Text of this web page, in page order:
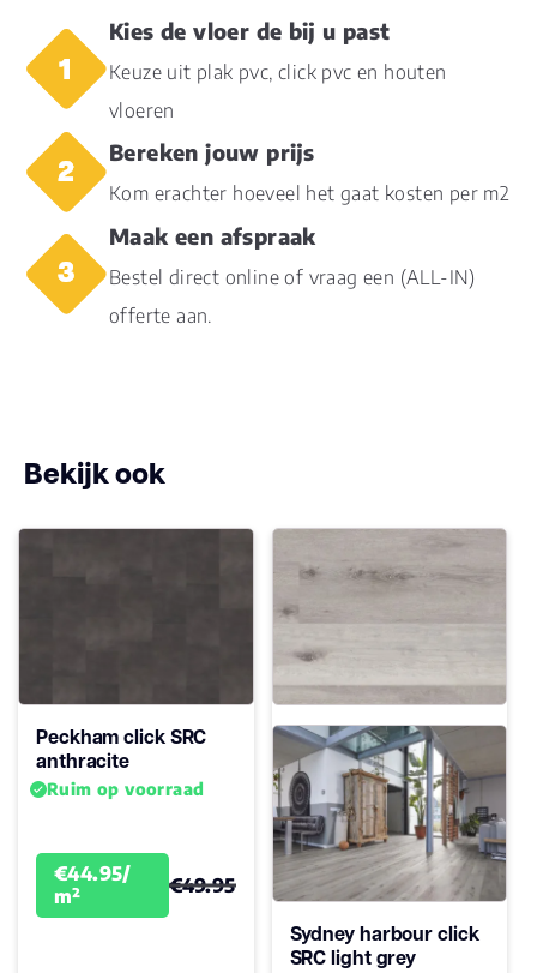
Dikte toplaag
(mm)
0.55
Dikte plank (mm)
Dessin universal embossed
Gebruiksklasse 23
Antistatisch
Click PVC
(jaren)
Kies de vloer de bij u past
Keuze uit plak pvc, click pvc en houten
vloeren
Bereken jouw prijs
Kom erachter hoeveel het gaat kosten per m2
Maak een afspraak
Bestel direct online of vraag een (ALL-IN)
offerte aan.
Bekijk ook
Peckham click SRC
anthracite
Ruim op voorraad
€44.95/
m²
€49.95
Sydney harbour click
SRC light grey